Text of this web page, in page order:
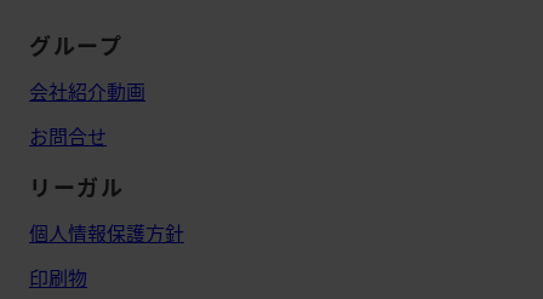
グループ
会社紹介動画
お問合せ
リーガル
個人情報保護方針
印刷物